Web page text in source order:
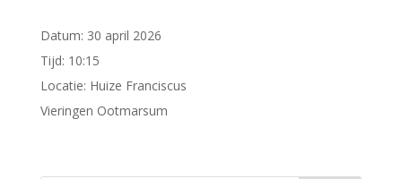
Datum: 30 april 2026
Tijd: 10:15
Locatie: Huize Franciscus
Vieringen Ootmarsum